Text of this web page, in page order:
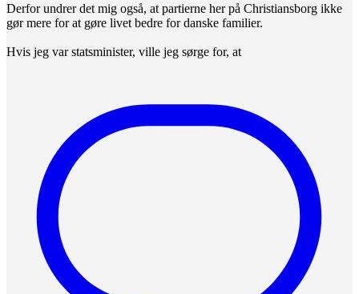
Derfor undrer det mig også, at partierne her på Christiansborg ikke
gør mere for at gøre livet bedre for danske familier.
Hvis jeg var statsminister, ville jeg sørge for, at